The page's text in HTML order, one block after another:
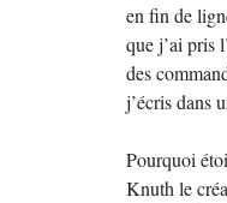
en fin de
que j’ai pris
des
j’écris dans
Pourquoi
Knuth le